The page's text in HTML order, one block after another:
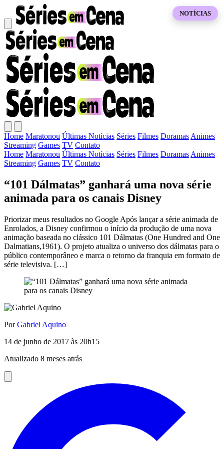
Home Maratonou Últimas Notícias Séries Filmes Doramas Animes
Streaming Games TV Contato
Home Maratonou Últimas Notícias Séries Filmes Doramas Animes
Streaming Games TV Contato
“101 Dálmatas” ganhará uma nova série
animada para os canais Disney
Priorizar meus resultados no Google Após lançar a série animada de
Enrolados, a Disney confirmou o início da produção de uma nova
animação baseada no clássico 101 Dálmatas (One Hundred and One
Dalmatians,1961). O projeto atualiza o universo dos dálmatas para o
público contemporâneo e marca o retorno da franquia em formato de
série televisiva. […]
NOTÍCIAS
PorGabriel Aquino
14 de junho de 2017 às 20h15
Atualizado 8 meses atrás